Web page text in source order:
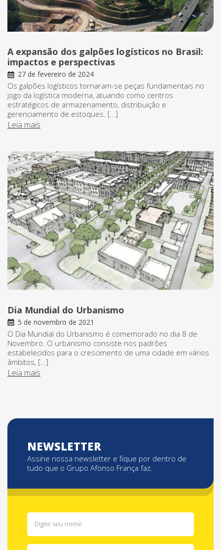
A expansão dos galpões logísticos no Brasil:
impactos e perspectivas
27 de fevereiro de 2024
Os galpões logísticos tornaram-se peças fundamentais no
jogo da logística moderna, atuando como centros
estratégicos de armazenamento, distribuição e
gerenciamento de estoques. […]
Leia mais
Dia Mundial do Urbanismo
5 de novembro de 2021
O Dia Mundial do Urbanismo é comemorado no dia 8 de
Novembro. O urbanismo consiste nos padrões
estabelecidos para o crescimento de uma cidade em vários
âmbitos, […]
Leia mais
NEWSLETTER
Assine nossa newsletter e fique por dentro de
tudo que o Grupo Afonso França faz.